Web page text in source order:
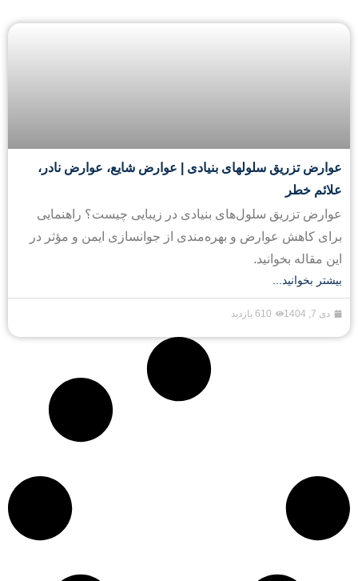
عوارض تزریق سلولهای بنیادی | عوارض شایع، عوارض نادر،
علائم خطر
عوارض تزریق سلول‌های بنیادی در زیبایی چیست؟ راهنمایی
برای کاهش عوارض و بهره‌مندی از جوانسازی ایمن و مؤثر در
این مقاله بخوانید.
بیشتر بخوانید...
دی 7, 1404 610 بازدید